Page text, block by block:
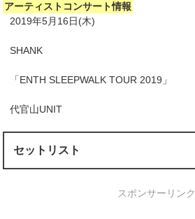
アーティストコンサート情報
2019年5月16日(木)
SHANK
「ENTH SLEEPWALK TOUR 2019」
代官山UNIT
セットリスト
スポンサーリンク